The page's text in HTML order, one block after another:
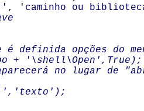
, 'caminho ou
é definida opções do
+ '\shell\Open',True);
no lugar de